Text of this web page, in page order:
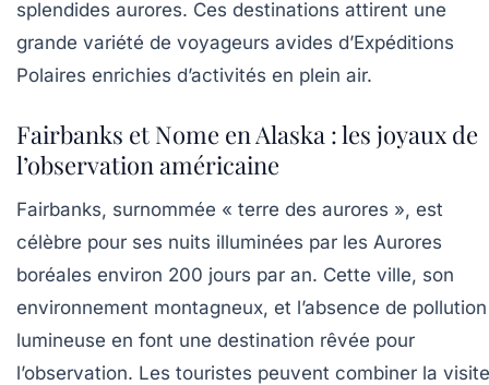
splendides aurores. Ces destinations attirent une
grande variété de voyageurs avides d’Expéditions
Polaires enrichies d’activités en plein air.
Fairbanks et Nome en Alaska : les joyaux de
l’observation américaine
Fairbanks, surnommée « terre des aurores », est
célèbre pour ses nuits illuminées par les Aurores
boréales environ 200 jours par an. Cette ville, son
environnement montagneux, et l’absence de pollution
lumineuse en font une destination rêvée pour
l’observation. Les touristes peuvent combiner la visite